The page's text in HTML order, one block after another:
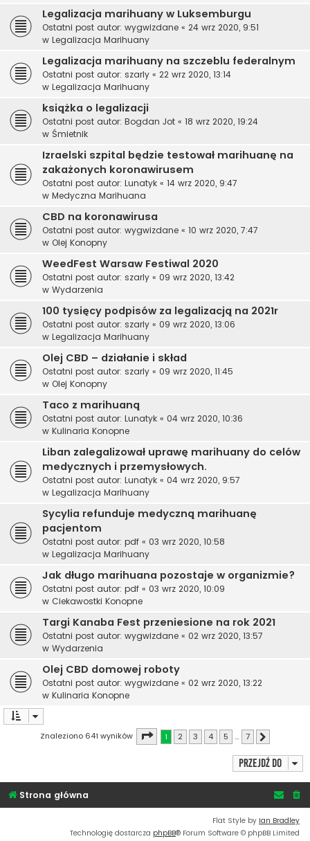
Legalizacja marihuany w Luksemburgu
Ostatni post autor: wygwizdane « 24 wrz 2020, 9:51
w Legalizacja Marihuany
Legalizacja marihuany na szczeblu federalnym
Ostatni post autor: szarly « 22 wrz 2020, 13:14
w Legalizacja Marihuany
książka o legalizacji
Ostatni post autor: Bogdan Jot « 18 wrz 2020, 19:24
w Śmietnik
Izraelski szpital będzie testował marihuanę na
zakażonych koronawirusem
Ostatni post autor: Lunatyk « 14 wrz 2020, 9:47
w Medyczna Marihuana
CBD na koronawirusa
Ostatni post autor: wygwizdane « 10 wrz 2020, 7:47
w Olej Konopny
WeedFest Warsaw Festiwal 2020
Ostatni post autor: szarly « 09 wrz 2020, 13:42
w Wydarzenia
100 tysięcy podpisów za legalizacją na 2021r
Ostatni post autor: szarly « 09 wrz 2020, 13:06
w Legalizacja Marihuany
Olej CBD – działanie i skład
Ostatni post autor: szarly « 09 wrz 2020, 11:45
w Olej Konopny
Taco z marihuaną
Ostatni post autor: Lunatyk « 04 wrz 2020, 10:36
w Kulinaria Konopne
Liban zalegalizował uprawę marihuany do celów
medycznych i przemysłowych.
Ostatni post autor: Lunatyk « 04 wrz 2020, 9:57
w Legalizacja Marihuany
Sycylia refunduje medyczną marihuanę
pacjentom
Ostatni post autor: pdf « 03 wrz 2020, 10:58
w Legalizacja Marihuany
Jak długo marihuana pozostaje w organizmie?
Ostatni post autor: pdf « 03 wrz 2020, 10:09
w Ciekawostki Konopne
Targi Kanaba Fest przeniesione na rok 2021
Ostatni post autor: wygwizdane « 02 wrz 2020, 13:57
w Wydarzenia
Olej CBD domowej roboty
Ostatni post autor: wygwizdane « 02 wrz 2020, 13:22
w Kulinaria Konopne
Znaleziono 641 wyników Strona1 7
1 2 3 4 5 … 7
Przejdź do
Strona główna
Flat Style by Ian Bradley
Technologię dostarcza phpBB® Forum Software © phpBB Limited